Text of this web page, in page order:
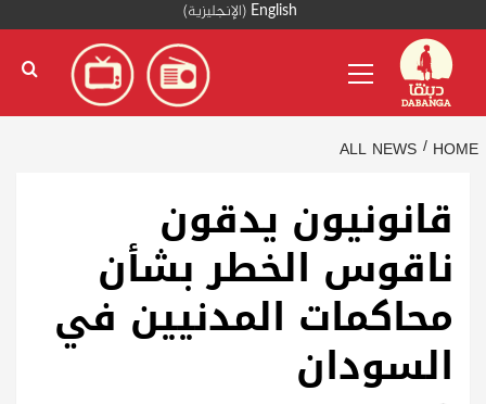
content
English
(الإنجليزية)
Menu
HOME
ALL NEWS
قانونيون يدقون
ناقوس الخطر بشأن
محاكمات المدنيين في
السودان